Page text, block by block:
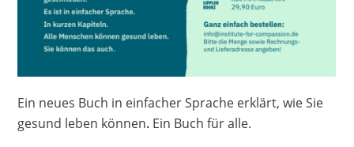
Ein neues Buch in einfacher Sprache erklärt, wie Sie
gesund leben können. Ein Buch für alle.